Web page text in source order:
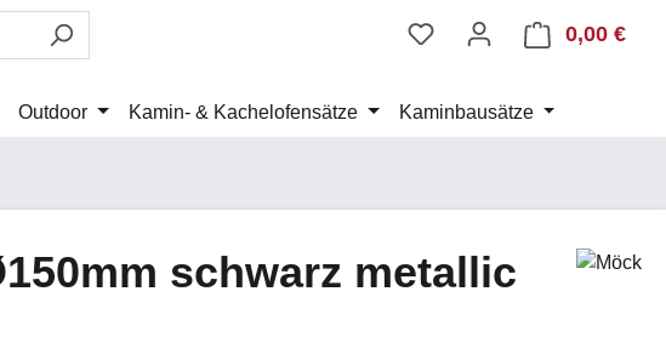
0,00 €
Outdoor Kamin- & Kachelofensätze Kaminbausätze
schwarz metallic